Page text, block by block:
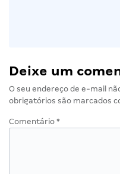
Deixe um
O seu endereço de e-mail
obrigatórios são marcados
Comentário *